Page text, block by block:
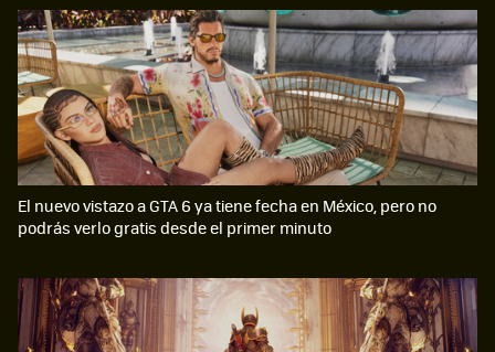
El nuevo vistazo a GTA 6 ya tiene fecha en México, pero no
podrás verlo gratis desde el primer minuto